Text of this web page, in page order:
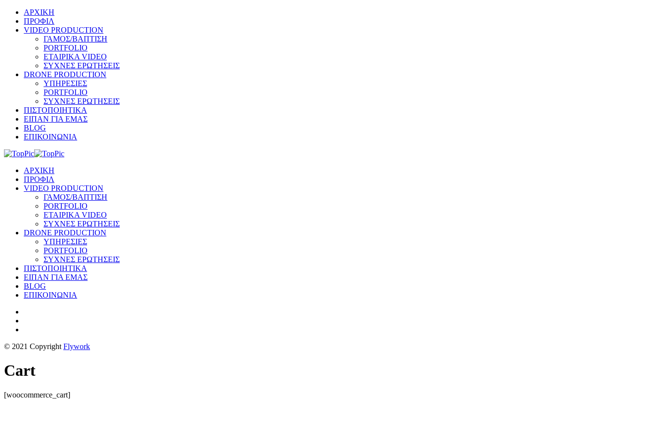
ΑΡΧΙΚΗ
ΠΡΟΦΙΛ
VIDEO PRODUCTION
ΓΑΜΟΣ/ΒΑΠΤΙΣΗ
PORTFOLIO
ΕΤΑΙΡΙΚΑ VIDEO
ΣΥΧΝΕΣ ΕΡΩΤΗΣΕΙΣ
DRONE PRODUCTION
ΥΠΗΡΕΣΙΕΣ
PORTFOLIO
ΣΥΧΝΕΣ ΕΡΩΤΗΣΕΙΣ
ΠΙΣΤΟΠΟΙΗΤΙΚΑ
ΕΙΠΑΝ ΓΙΑ ΕΜΑΣ
BLOG
ΕΠΙΚΟΙΝΩΝΙΑ
ΑΡΧΙΚΗ
ΠΡΟΦΙΛ
VIDEO PRODUCTION
ΓΑΜΟΣ/ΒΑΠΤΙΣΗ
PORTFOLIO
ΕΤΑΙΡΙΚΑ VIDEO
ΣΥΧΝΕΣ ΕΡΩΤΗΣΕΙΣ
DRONE PRODUCTION
ΥΠΗΡΕΣΙΕΣ
PORTFOLIO
ΣΥΧΝΕΣ ΕΡΩΤΗΣΕΙΣ
ΠΙΣΤΟΠΟΙΗΤΙΚΑ
ΕΙΠΑΝ ΓΙΑ ΕΜΑΣ
BLOG
ΕΠΙΚΟΙΝΩΝΙΑ
© 2021 Copyright Flywork
Cart
[woocommerce_cart]